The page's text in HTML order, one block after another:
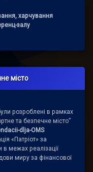
харчування
залу
місто
розроблені в рамках
та безпечне місто”
dlja-OMS
«Патріот» за
в межах реалізації
миру за фінансової